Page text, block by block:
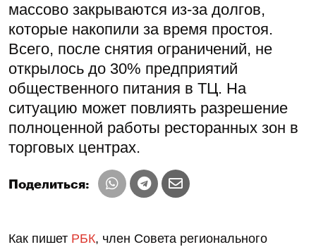
массово закрываются из-за долгов,
которые накопили за время простоя.
Всего, после снятия ограничений, не
открылось до 30% предприятий
общественного питания в ТЦ. На
ситуацию может повлиять разрешение
полноценной работы ресторанных зон в
торговых центрах.
Поделиться:
Как пишет РБК, член Совета регионального